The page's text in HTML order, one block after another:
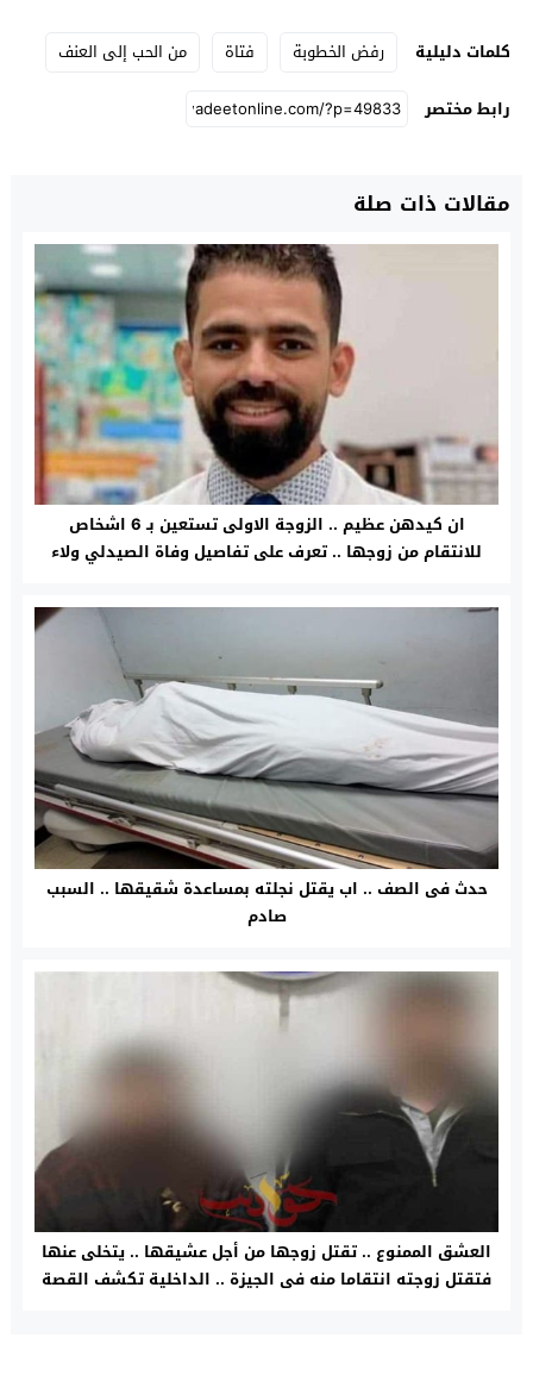
كلمات دليلية رفض الخطوبة فتاة
من الحب إلى العنف
رابط مختصر
مقالات ذات صلة
ان كيدهن عظيم .. الزوجة الاولى تستعين بـ 6 اشخاص
للانتقام من زوجها .. تعرف على تفاصيل وفاة الصيدلي ولاء
حدث فى الصف .. اب يقتل نجلته بمساعدة شقيقها .. السبب
صادم
العشق الممنوع .. تقتل زوجها من أجل عشيقها .. يتخلى عنها
فتقتل زوجته انتقاما منه فى الجيزة .. الداخلية تكشف القصة